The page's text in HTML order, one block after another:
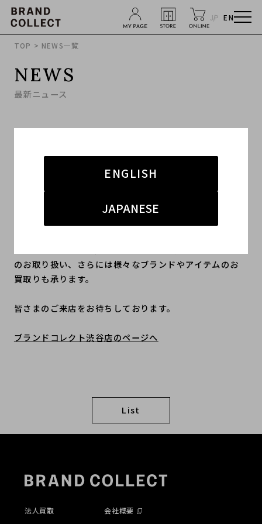
JP EN
ENGLISH
JAPANESE
TOP > NEWS一覧
NEWS
最新ニュース
【NEW OPEN】11月25日11:00～ 渋谷店オープン
2023年11月25日(土)11:00～ブランドコレクト渋谷店が
のお取り扱い、さらには様々なブランドやアイテムのお
買取りも承ります。
皆さまのご来店をお待ちしております。
ブランドコレクト渋谷店のページへ
List
法人買取 会社概要